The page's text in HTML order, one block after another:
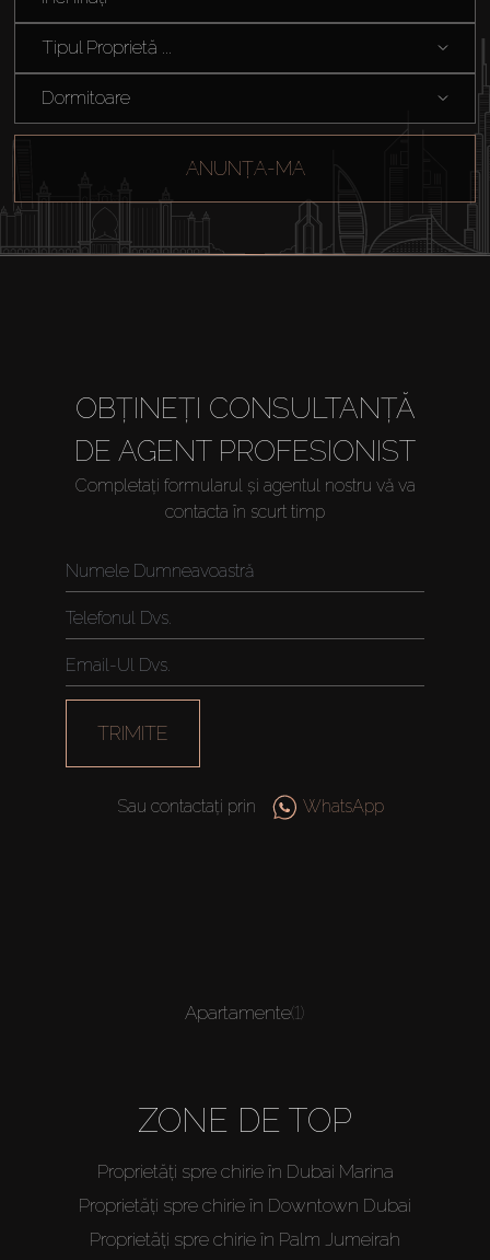
Off-Plan
Agenți
Tipul Proprietă ...
Dormitoare
ANUNȚA-MA
OBȚINEȚI CONSULTANȚĂ
DE AGENT PROFESIONIST
Completați formularul și agentul nostru vă va
contacta în scurt timp
TRIMITE
Sau contactați prin WhatsApp
Apartamente(1)
ZONE DE TOP
Proprietăți spre chirie în Dubai Marina
Proprietăți spre chirie în Downtown Dubai
Proprietăți spre chirie în Palm Jumeirah